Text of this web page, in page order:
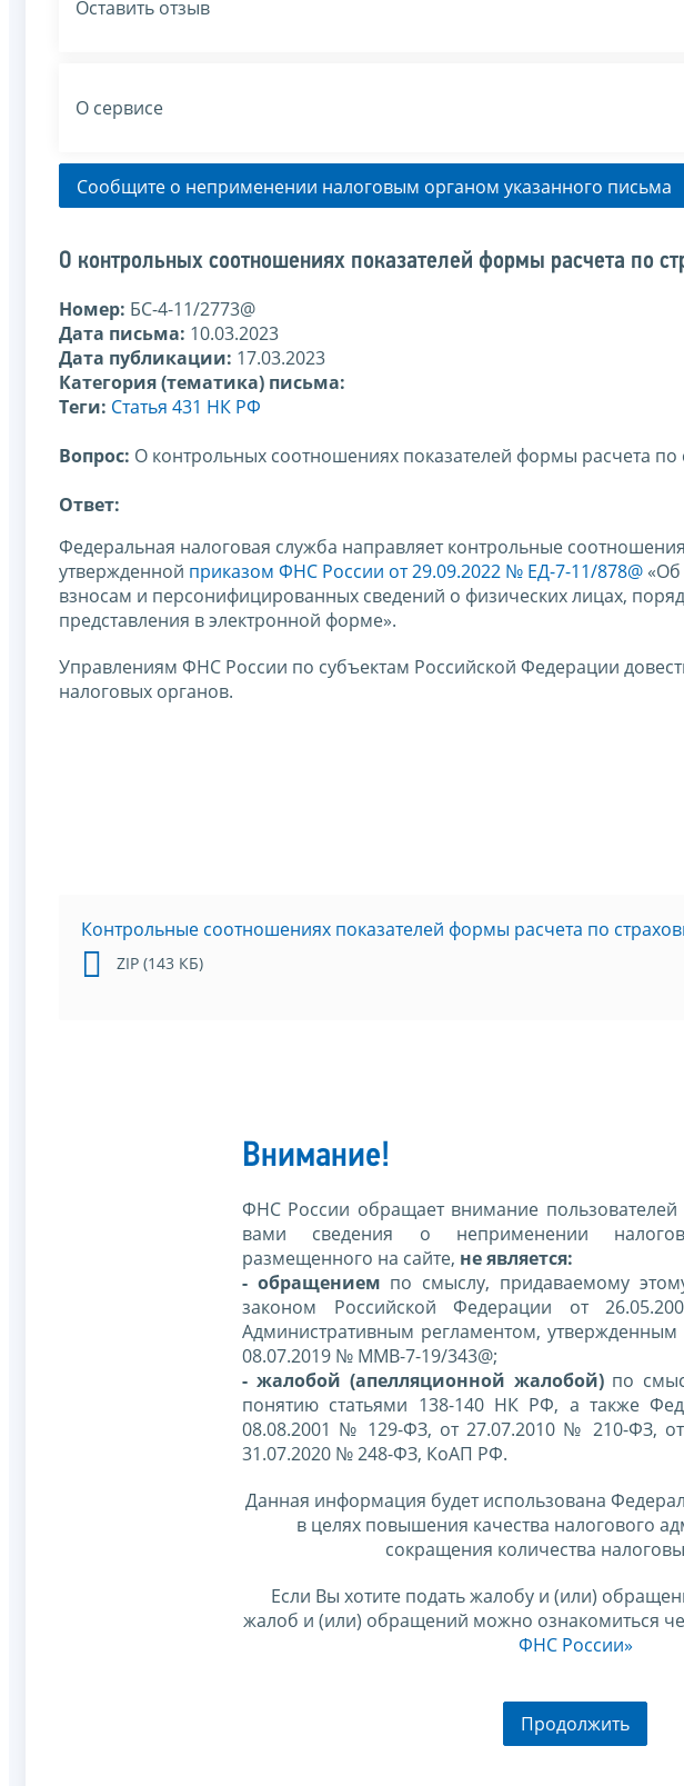
Оставить отзыв
О сервисе
Сообщите о неприменении налоговым органом указанного письма
О контрольных соотношениях показателей формы расчета по
Номер: БС-4-11/2773@
Дата письма: 10.03.2023
Дата публикации: 17.03.2023
Категория (тематика) письма:
Теги: Статья 431 НК РФ
Вопрос: О контрольных соотношениях показателей формы расчета
Ответ:
Федеральная налоговая служба направляет контрольные
утвержденной приказом ФНС России от 29.09.2022 № ЕД-7-11/878@
взносам и персонифицированных сведений о физических лицах,
представления в электронной форме».
Управлениям ФНС России по субъектам Российской Федерации
налоговых органов.
Контрольные соотношениях показателей формы расчета по
ZIP (143 КБ)
Внимание!
ФНС России обращает внимание
вами сведения о неприменении
размещенного на сайте, не является:
- обращением по смыслу, придаваемому
законом Российской Федерации от
Административным регламентом,
08.07.2019 № ММВ-7-19/343@;
- жалобой (апелляционной жалобой)по
понятию статьями 138-140 НК РФ, а также
08.08.2001 № 129-ФЗ, от 27.07.2010 № 210-ФЗ,
31.07.2020 № 248-ФЗ, КоАП РФ.
Данная информация будет использована
в целях повышения качества налогового
сокращения количества
Если Вы хотите подать жалобу и (или)
жалоб и (или) обращений можно ознакомиться
ФНС России»
Продолжить